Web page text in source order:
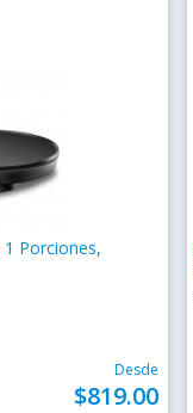
1 Porciones,
Desde
$819.00